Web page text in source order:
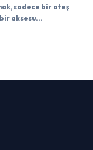
sadece bir ateş
aksesu...